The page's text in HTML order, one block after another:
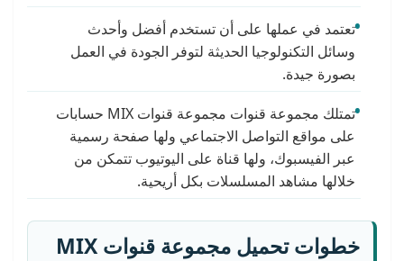
تعتمد في عملها على أن تستخدم أفضل وأحدث
وسائل التكنولوجيا الحديثة لتوفر الجودة في العمل
بصورة جيدة.
تمتلك مجموعة قنوات مجموعة قنوات MIX حسابات
على مواقع التواصل الاجتماعي ولها صفحة رسمية
عبر الفيسبوك، ولها قناة على اليوتيوب تتمكن من
خلالها مشاهد المسلسلات بكل أريحية.
خطوات تحميل مجموعة قنوات MIX